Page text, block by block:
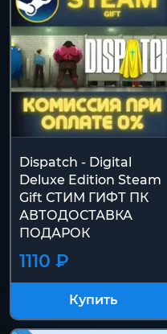
Dispatch - Digital
Deluxe Edition Steam
Gift СТИМ ГИФТ ПК
АВТОДОСТАВКА
ПОДАРОК
1110 ₽
Купить